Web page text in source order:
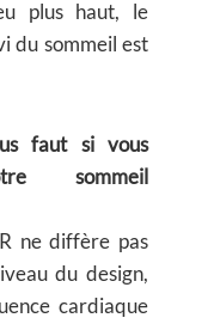
plus haut, le
du sommeil est
faut si vous
sommeil
ne diffère pas
du design,
cardiaque